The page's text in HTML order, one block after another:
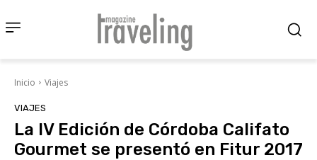
Inicio Viajes
VIAJES
La IV Edición de Córdoba Califato
Gourmet se presentó en Fitur 2017